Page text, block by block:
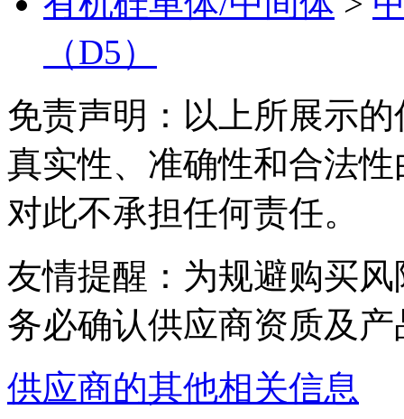
（D5）
免责声明：以上所展示
真实性、准确性和合法
对此不承担任何责任。
友情提醒：为规避购买
务必确认供应商资质及
供应商的其他相关信息